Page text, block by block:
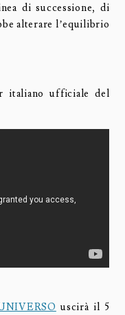
di successione, di
alterare l’equilibrio
italiano ufficiale del
uscirà il 5